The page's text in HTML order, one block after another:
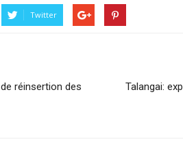
Twitter
réinsertion des
Talangai: